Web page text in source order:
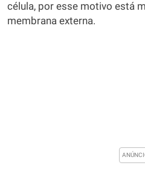
célula, por esse motivo está
membrana externa.